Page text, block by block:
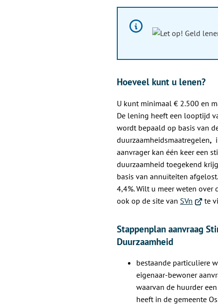
website)
Informatie:
Hoeveel kunt u lenen?
U kunt minimaal € 2.500 en
De lening heeft een looptijd
wordt bepaald op basis van
duurzaamheidsmaatregelen,
aanvrager kan één keer een
duurzaamheid toegekend
basis van annuïteiten
4,4%. Wilt u meer weten
ook op de site van SVn
externe
te
Stappenplan aanvraag
Duurzaamheid
bestaande particuliere
eigenaar-bewoner
waarvan de huurder
heeft in de gemeente